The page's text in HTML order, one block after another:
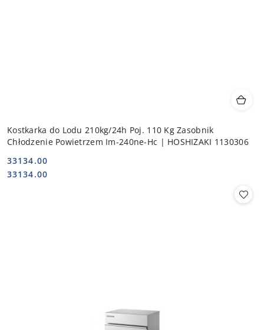
Kostkarka do Lodu 210kg/24h Poj. 110 Kg Zasobnik
Chłodzenie Powietrzem Im-240ne-Hc | HOSHIZAKI 1130306
Cena:
33134.00
Cena:
33134.00